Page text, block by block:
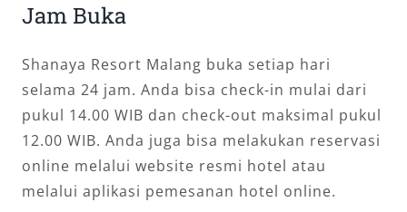
Jam Buka
Shanaya Resort Malang buka setiap hari
selama 24 jam. Anda bisa check-in mulai dari
pukul 14.00 WIB dan check-out maksimal pukul
12.00 WIB. Anda juga bisa melakukan reservasi
online melalui website resmi hotel atau
melalui aplikasi pemesanan hotel online.